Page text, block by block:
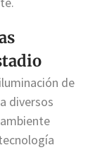
de
diversos